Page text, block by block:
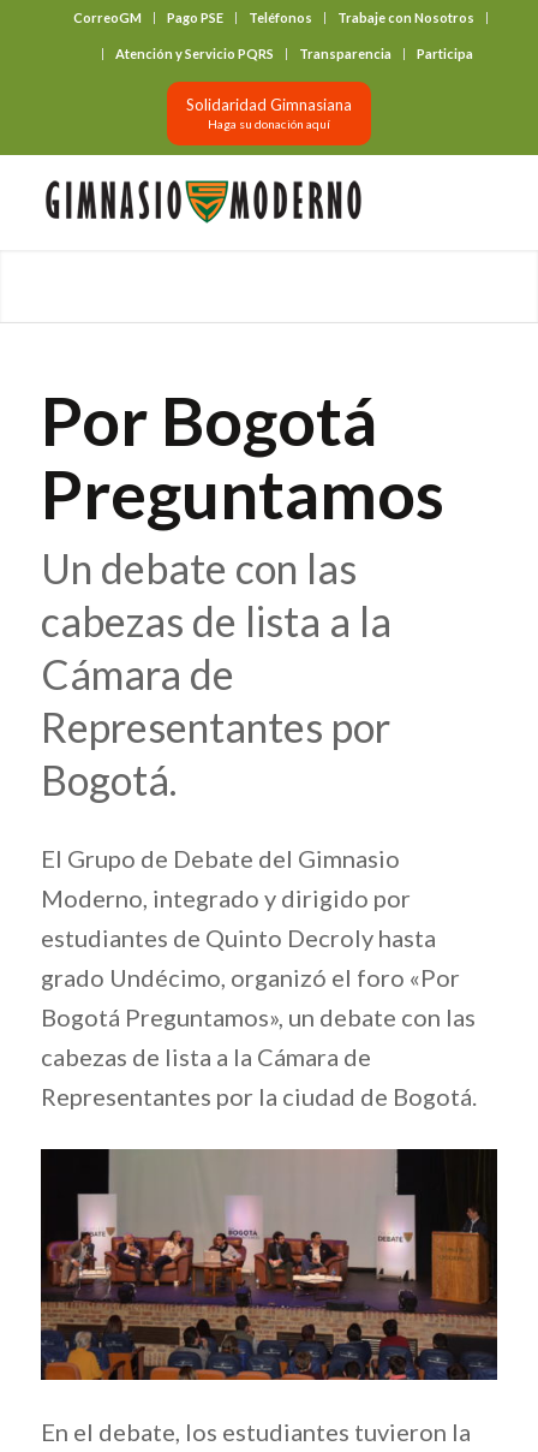
CorreoGM Pago PSE Teléfonos Trabaje con Nosotros
Atención y Servicio PQRS Transparencia Participa
Solidaridad Gimnasiana
Haga su donación aquí
Por Bogotá
Preguntamos
Un debate con las
cabezas de lista a la
Cámara de
Representantes por
Bogotá.
El Grupo de Debate del Gimnasio
Moderno, integrado y dirigido por
estudiantes de Quinto Decroly hasta
grado Undécimo, organizó el foro «Por
Bogotá Preguntamos», un debate con las
cabezas de lista a la Cámara de
Representantes por la ciudad de Bogotá.
En el debate, los estudiantes tuvieron la